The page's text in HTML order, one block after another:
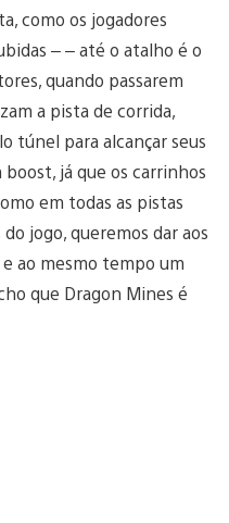
como os jogadores
– – até o atalho é o
quando passarem
a pista de corrida,
túnel para alcançar seus
já que os carrinhos
em todas as pistas
jogo, queremos dar aos
ao mesmo tempo um
que Dragon Mines é